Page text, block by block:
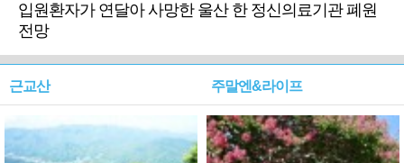
입원환자가 연달아 사망한 울산 한 정신의료기관 폐원
전망
근교산 주말엔&라이프